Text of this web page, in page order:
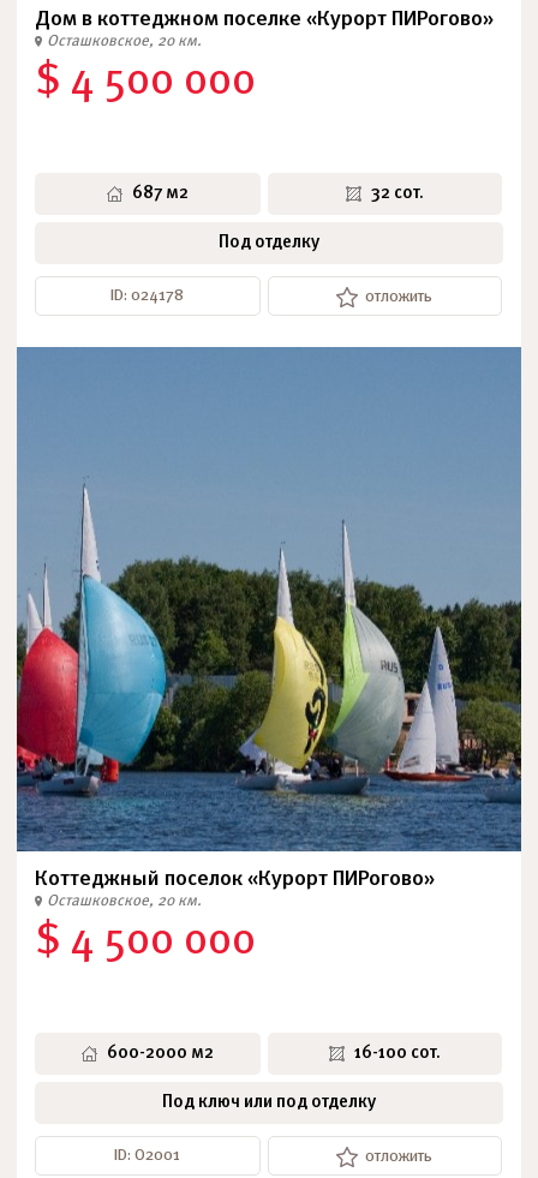
Дом в коттеджном поселке «Курорт ПИРогово»
Осташковское, 20 км.
$ 4 500 000
687 м2 32 сот.
Под отделку
ID: 024178 отложить
Коттеджный поселок «Курорт ПИРогово»
Осташковское, 20 км.
$ 4 500 000
600-2000 м2 16-100 сот.
Под ключ или под отделку
ID: О2001 отложить